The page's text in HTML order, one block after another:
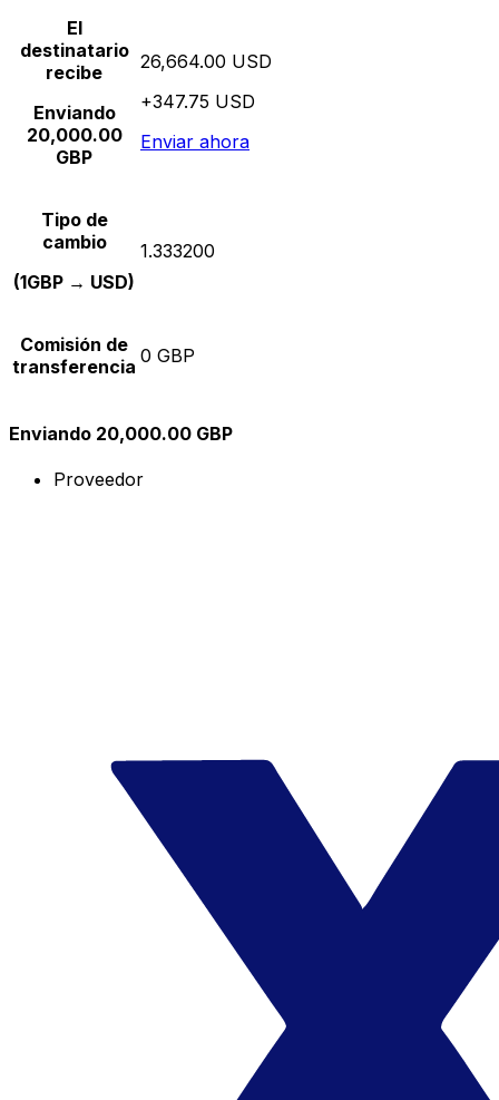
El
destinatario
recibe
Enviando
20,000.00
GBP
26,664.00 USD
+347.75 USD
Enviar ahora
Tipo de
cambio
(1GBP → USD)
1.333200
Comisión de
transferencia 0 GBP
Enviando 20,000.00 GBP
Proveedor